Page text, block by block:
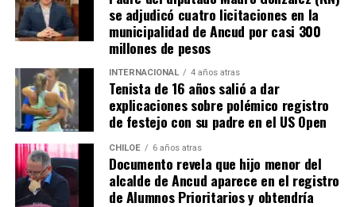
escenario genera incertidumbre y podría traducirse en
la paralización de iniciativas prioritarias para el
“Seguimos trabajando con esperanza, pero sin
certezas”, concluyó el alcalde de Quemchi, reflejando el
sentimiento generalizado entre los ediles de Chiloé ante
la disminución de recursos provenientes de la Subdere.
Zapallar, Concón, estuvo un tiempo en Punta Arenas
y finalmente el lugar donde realmente decidió
estabilizarse fue en Chiloé porque la isla era todo
para ella».Y, agregó:«No tenía ningún
emprendimiento, sí tenía algunas propiedades con
las que administraba y se manejaba, pero ya estaba en
una etapa de su vida en la que quería como
descansar, sentirse en paz y tranquila, y la isla le daba
la tranquilidad que ella andaba buscando en su vida»
Por otra parte, detallando sobre cómo se enteraron de
se adjudicó cuatro licitaciones en la
municipalidad de Ancud por casi 300
millones de pesos
INTERNACIONAL 4 años atras
Tenista de 16 años salió a dar
explicaciones sobre polémico registro
de festejo con su padre en el US Open
CHILOE 6 años atras
Documento revela que hijo menor del
alcalde de Ancud aparece en el registro
de Alumnos Prioritarios y obtendría